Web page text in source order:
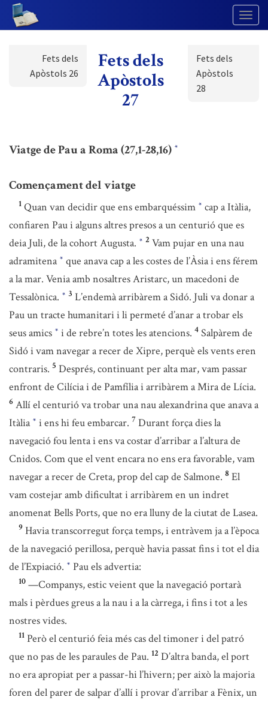
Fets dels
Apòstols 26
Fets dels
Apòstols
27
Fets dels
Apòstols
28
Viatge de Pau a Roma (27,1-28,16) *
Començament del viatge
1 Quan van decidir que ens embarquéssim * cap a Itàlia,
confiaren Pau i alguns altres presos a un centurió que es
deia Juli, de la cohort Augusta. * 2 Vam pujar en una nau
adramitena * que anava cap a les costes de l’Àsia i ens férem
a la mar. Venia amb nosaltres Aristarc, un macedoni de
Tessalònica. * 3 L’endemà arribàrem a Sidó. Juli va donar a
Pau un tracte humanitari i li permeté d’anar a trobar els
seus amics * i de rebre’n totes les atencions. 4 Salpàrem de
Sidó i vam navegar a recer de Xipre, perquè els vents eren
contraris. 5 Després, continuant per alta mar, vam passar
enfront de Cilícia i de Pamfília i arribàrem a Mira de Lícia.
6 Allí el centurió va trobar una nau alexandrina que anava a
Itàlia * i ens hi feu embarcar. 7 Durant força dies la
navegació fou lenta i ens va costar d’arribar a l’altura de
Cnidos. Com que el vent encara no ens era favorable, vam
navegar a recer de Creta, prop del cap de Salmone. 8 El
vam costejar amb dificultat i arribàrem en un indret
anomenat Bells Ports, que no era lluny de la ciutat de Lasea.
9 Havia transcorregut força temps, i entràvem ja a l’època
de la navegació perillosa, perquè havia passat fins i tot el dia
de l’Expiació. * Pau els advertia:
10 —Companys, estic veient que la navegació portarà
mals i pèrdues greus a la nau i a la càrrega, i fins i tot a les
nostres vides.
11 Però el centurió feia més cas del timoner i del patró
que no pas de les paraules de Pau. 12 D’altra banda, el port
no era apropiat per a passar-hi l’hivern; per això la majoria
foren del parer de salpar d’allí i provar d’arribar a Fènix, un